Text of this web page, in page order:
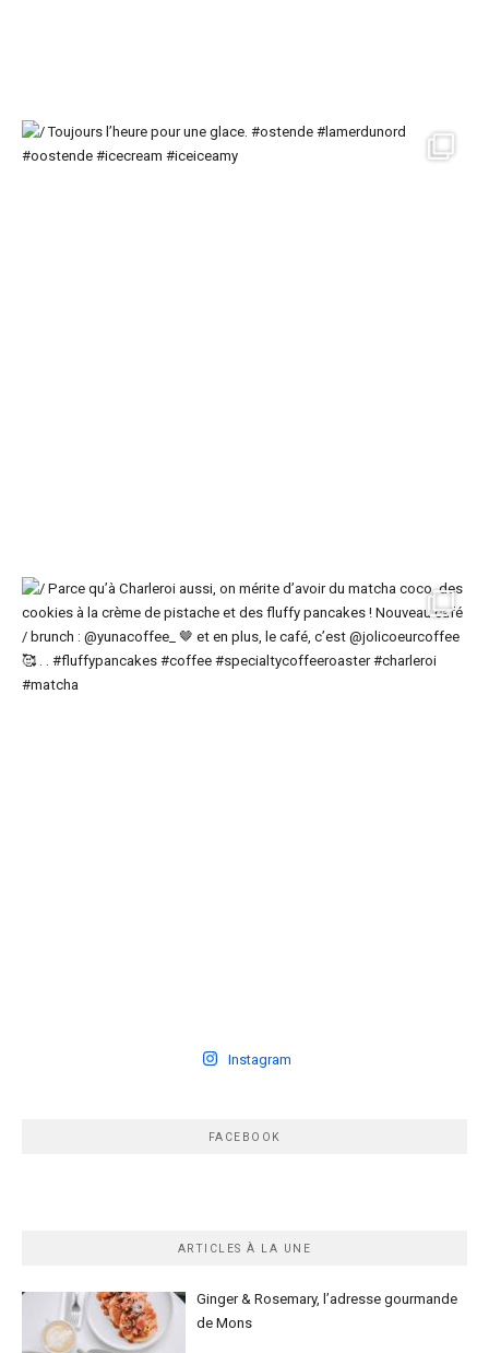
Instagram
FACEBOOK
ARTICLES À LA UNE
Ginger & Rosemary, l’adresse gourmande
de Mons